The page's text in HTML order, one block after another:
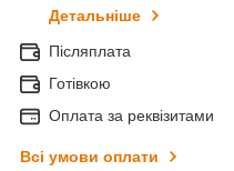
Детальніше
Післяплата
Готівкою
Оплата за реквізитами
Всі умови оплати